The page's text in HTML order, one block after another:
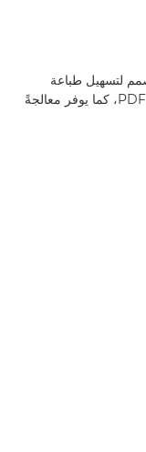
لتسهيل طباعة
رسومات التصميم بمساعدة الحاسوب ومستندات PDF، كما يوفر معالجةً